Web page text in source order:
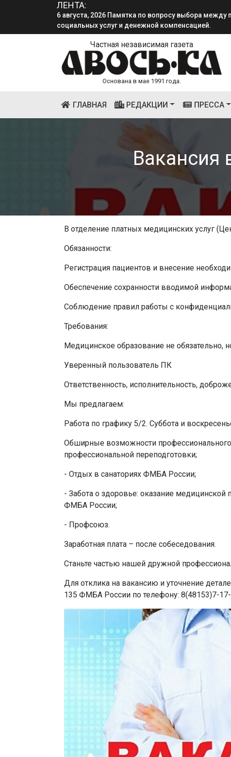
ЛЕНТА:
4 августа, 2026 «Мы встретимся снова!!!»: как
6 августа, 2026 Памятка по вопросу выбора между
социальных услуг и денежной компенсацией.
Частная независимая газета
Основана в мае 1991 года.
ГЛАВНАЯ(CURRENT)РЕДАКЦИИ ПРЕССА
В отделение платных медицинских услуг
Обязанности:
Регистрация пациентов и внесение
Обеспечение сохранности вводимой
Соблюдение правил работы с
Требования:
Медицинское образование не обязательно,
Уверенный пользователь ПК
Ответственность, исполнительность,
Мы предлагаем:
Работа по графику 5/2. Суббота и
Обширные возможности
профессиональной переподготовки;
- Отдых в санаториях ФМБА России;
- Забота о здоровье: оказание
ФМБА России;
- Профсоюз.
Заработная плата – после собеседования.
Станьте частью нашей дружной
Для отклика на вакансию и уточнение
135 ФМБА России по телефону: 8(48153)7-